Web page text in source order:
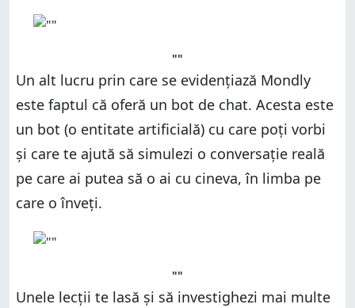
""
Un alt lucru prin care se evidențiază Mondly
este faptul că oferă un bot de chat. Acesta este
un bot (o entitate artificială) cu care poți vorbi
și care te ajută să simulezi o conversație reală
pe care ai putea să o ai cu cineva, în limba pe
care o înveți.
""
Unele lecții te lasă și să investighezi mai multe